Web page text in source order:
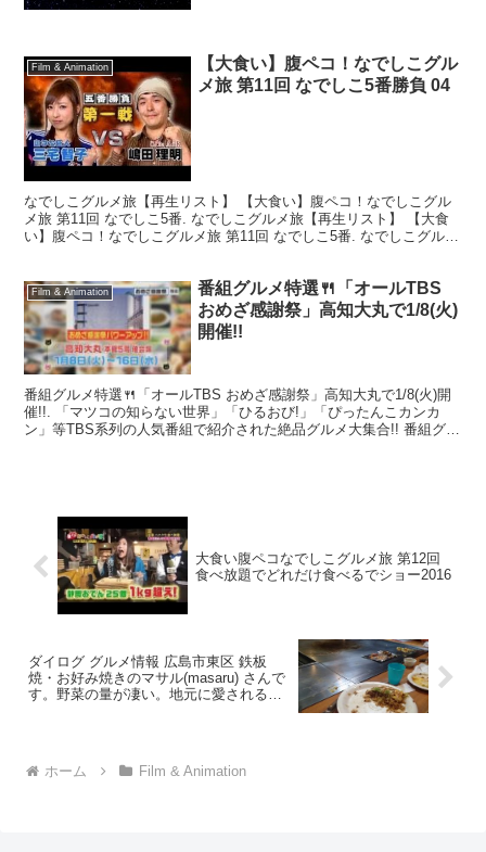
Film & Animation
【大食い】腹ペコ！なでしこグル
メ旅 第11回 なでしこ5番勝負 04
なでしこグルメ旅【再生リスト】 【大食い】腹ペコ！なでしこグル
メ旅 第11回 なでしこ5番. なでしこグルメ旅【再生リスト】 【大食
い】腹ペコ！なでしこグルメ旅 第11回 なでしこ5番. なでしこグルメ
Film & Animation
番組グルメ特選🍴「オールTBS
おめざ感謝祭」高知大丸で1/8(火)
開催!!
番組グルメ特選🍴「オールTBS おめざ感謝祭」高知大丸で1/8(火)開
催!!. 「マツコの知らない世界」「ひるおび!」「ぴったんこカンカ
ン」等TBS系列の人気番組で紹介された絶品グルメ大集合!! 番組グル
大食い腹ペコなでしこグルメ旅 第12回
食べ放題でどれだけ食べるでショー2016
ダイログ グルメ情報 広島市東区 鉄板
焼・お好み焼きのマサル(masaru) さんで
す。野菜の量が凄い。地元に愛されるお
ホーム Film & Animation